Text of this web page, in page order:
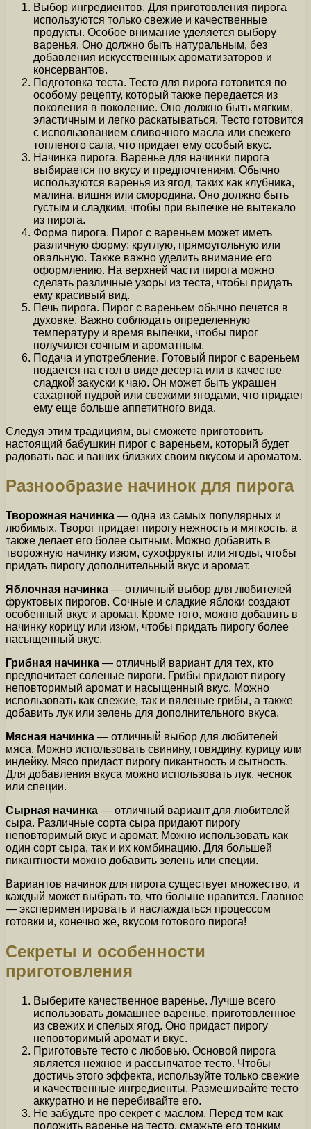
Выбор ингредиентов. Для приготовления пирога
используются только свежие и качественные
продукты. Особое внимание уделяется выбору
варенья. Оно должно быть натуральным, без
добавления искусственных ароматизаторов и
консервантов.
Подготовка теста. Тесто для пирога готовится по
особому рецепту, который также передается из
поколения в поколение. Оно должно быть мягким,
эластичным и легко раскатываться. Тесто готовится
с использованием сливочного масла или свежего
топленого сала, что придает ему особый вкус.
Начинка пирога. Варенье для начинки пирога
выбирается по вкусу и предпочтениям. Обычно
используются варенья из ягод, таких как клубника,
малина, вишня или смородина. Оно должно быть
густым и сладким, чтобы при выпечке не вытекало
из пирога.
Форма пирога. Пирог с вареньем может иметь
различную форму: круглую, прямоугольную или
овальную. Также важно уделить внимание его
оформлению. На верхней части пирога можно
сделать различные узоры из теста, чтобы придать
ему красивый вид.
Печь пирога. Пирог с вареньем обычно печется в
духовке. Важно соблюдать определенную
температуру и время выпечки, чтобы пирог
получился сочным и ароматным.
Подача и употребление. Готовый пирог с вареньем
подается на стол в виде десерта или в качестве
сладкой закуски к чаю. Он может быть украшен
сахарной пудрой или свежими ягодами, что придает
ему еще больше аппетитного вида.
Следуя этим традициям, вы сможете приготовить
настоящий бабушкин пирог с вареньем, который будет
радовать вас и ваших близких своим вкусом и ароматом.
Разнообразие начинок для пирога
Творожная начинка — одна из самых популярных и
любимых. Творог придает пирогу нежность и мягкость, а
также делает его более сытным. Можно добавить в
творожную начинку изюм, сухофрукты или ягоды, чтобы
придать пирогу дополнительный вкус и аромат.
Яблочная начинка — отличный выбор для любителей
фруктовых пирогов. Сочные и сладкие яблоки создают
особенный вкус и аромат. Кроме того, можно добавить в
начинку корицу или изюм, чтобы придать пирогу более
насыщенный вкус.
Грибная начинка — отличный вариант для тех, кто
предпочитает соленые пироги. Грибы придают пирогу
неповторимый аромат и насыщенный вкус. Можно
использовать как свежие, так и вяленые грибы, а также
добавить лук или зелень для дополнительного вкуса.
Мясная начинка — отличный выбор для любителей
мяса. Можно использовать свинину, говядину, курицу или
индейку. Мясо придаст пирогу пикантность и сытность.
Для добавления вкуса можно использовать лук, чеснок
или специи.
Сырная начинка — отличный вариант для любителей
сыра. Различные сорта сыра придают пирогу
неповторимый вкус и аромат. Можно использовать как
один сорт сыра, так и их комбинацию. Для большей
пикантности можно добавить зелень или специи.
Вариантов начинок для пирога существует множество, и
каждый может выбрать то, что больше нравится. Главное
— экспериментировать и наслаждаться процессом
готовки и, конечно же, вкусом готового пирога!
Секреты и особенности
приготовления
Выберите качественное варенье. Лучше всего
использовать домашнее варенье, приготовленное
из свежих и спелых ягод. Оно придаст пирогу
неповторимый аромат и вкус.
Приготовьте тесто с любовью. Основой пирога
является нежное и рассыпчатое тесто. Чтобы
достичь этого эффекта, используйте только свежие
и качественные ингредиенты. Размешивайте тесто
аккуратно и не перебивайте его.
Не забудьте про секрет с маслом. Перед тем как
положить варенье на тесто, смажьте его тонким